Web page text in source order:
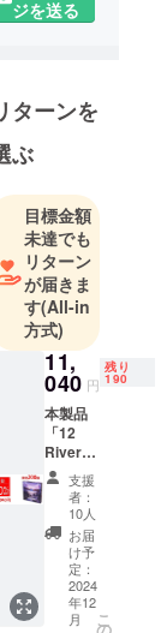
ある優れ
本へ広めて
くことに
力してお
の
12Rivers
は、私たち
一目惚れ
した、台湾
製のボード
ゲームで
す。 大人と
子供、上級
者と初級者
が一緒に楽
むことが
できます。
どうぞよろ
しくお願い
致します！
ジを送る
ターンを
ぶ
目標金額
未達でも
リターン
が届きま
す(All-in
方式)
11,
040 円
残り
190
本製品
「12
Rivers
」を１
個お届
けしま
す。 ■
一般販
売予定
価格
13,800
円の
支援
者：
10人
お届
け予
定：
2024
年12
月
こ